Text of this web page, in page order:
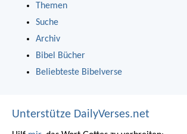
Themen
Suche
Archiv
Bibel Bücher
Beliebteste Bibelverse
Unterstütze DailyVerses.net